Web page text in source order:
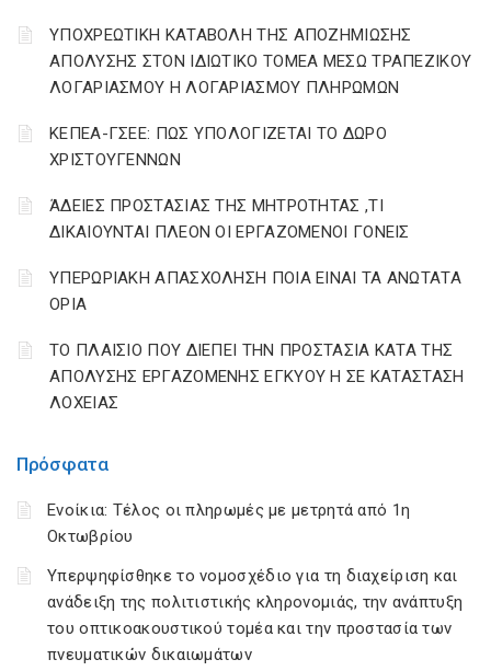
Πρόσφατα
Ενοίκια: Τέλος οι πληρωμές με μετρητά από 1η
Οκτωβρίου
Υπερψηφίσθηκε το νομοσχέδιο για τη διαχείριση και
ανάδειξη της πολιτιστικής κληρονομιάς, την ανάπτυξη
του οπτικοακουστικού τομέα και την προστασία των
πνευματικών δικαιωμάτων
YΠΟΧΡΕΩΤΙΚΗ ΚΑΤΑΒΟΛΗ ΤΗΣ ΑΠΟΖΗΜΙΩΣΗΣ
ΑΠΟΛΥΣΗΣ ΣΤΟΝ ΙΔΙΩΤΙΚΟ ΤΟΜΕΑ ΜΕΣΩ ΤΡΑΠΕΖΙΚΟΥ
ΛΟΓΑΡΙΑΣΜΟΥ Η ΛΟΓΑΡΙΑΣΜΟΥ ΠΛΗΡΩΜΩΝ
ΚΕΠΕΑ-ΓΣΕΕ: ΠΩΣ ΥΠΟΛΟΓΙΖΕΤΑΙ ΤΟ ΔΩΡΟ
ΧΡΙΣΤΟΥΓΕΝΝΩΝ
ΆΔΕΙΕΣ ΠΡΟΣΤΑΣΙΑΣ ΤΗΣ ΜΗΤΡΟΤΗΤΑΣ ,ΤΙ
ΔΙΚΑΙΟΥΝΤΑΙ ΠΛΕΟΝ ΟΙ ΕΡΓΑΖΟΜΕΝΟΙ ΓΟΝΕΙΣ
ΥΠΕΡΩΡΙΑΚΗ ΑΠΑΣΧΟΛΗΣΗ ΠΟΙΑ ΕΙΝΑΙ ΤΑ ΑΝΩΤΑΤΑ
ΟΡΙΑ
ΤΟ ΠΛΑΙΣΙΟ ΠΟΥ ΔΙΕΠΕΙ ΤΗΝ ΠΡΟΣΤΑΣΙΑ ΚΑΤΑ ΤΗΣ
ΑΠΟΛΥΣΗΣ ΕΡΓΑΖΟΜΕΝΗΣ ΕΓΚΥΟΥ Η ΣΕ ΚΑΤΑΣΤΑΣΗ
ΛΟΧΕΙΑΣ